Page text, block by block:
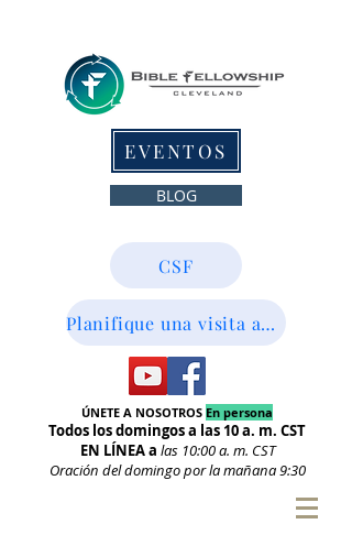
EVENTOS
BLOG
CSF
Planifique una visita aquí
ÚNETE A NOSOTROS En persona
Todos los domingos a las 10 a. m. CST
EN LÍNEA a las 10:00a. m. CST
Oración del domingo por la mañana 9:30